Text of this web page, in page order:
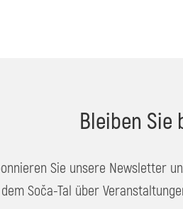
Bleiben Sie
Sie unsere Newsletter
dem Soča-Tal über